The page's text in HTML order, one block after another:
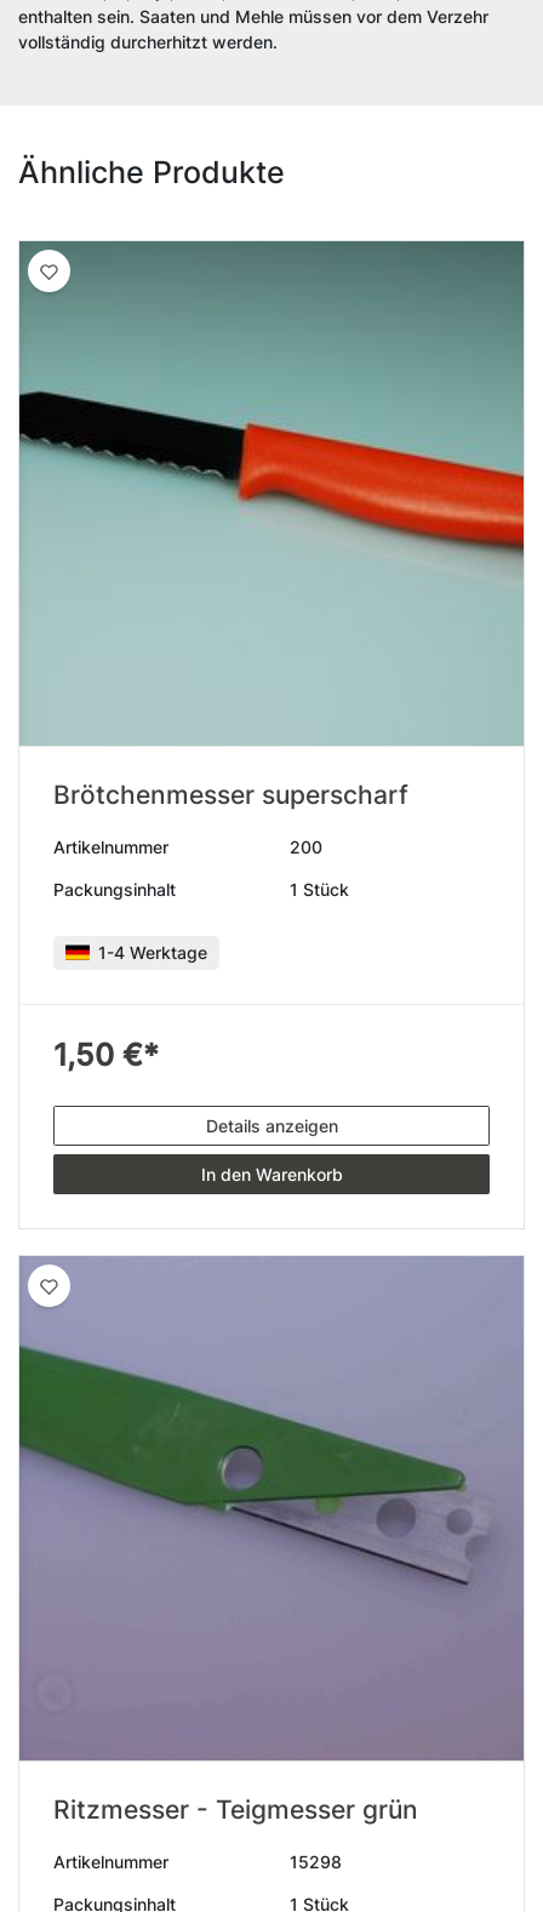
enthalten sein. Saaten und Mehle müssen vor dem Verzehr
vollständig durcherhitzt werden.
Ähnliche Produkte
Brötchenmesser superscharf
Artikelnummer 200
Packungsinhalt 1 Stück
1-4 Werktage
1,50 €*
Details anzeigen
In den Warenkorb
Ritzmesser - Teigmesser grün
Artikelnummer 15298
Packungsinhalt 1 Stück